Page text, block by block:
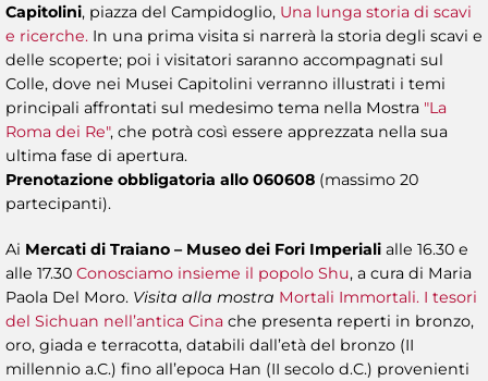
Capitolini, piazza del Campidoglio, Una lunga storia di scavi
e ricerche. In una prima visita si narrerà la storia degli scavi e
delle scoperte; poi i visitatori saranno accompagnati sul
Colle, dove nei Musei Capitolini verranno illustrati i temi
principali affrontati sul medesimo tema nella Mostra "La
Roma dei Re", che potrà così essere apprezzata nella sua
ultima fase di apertura.
Prenotazione obbligatoria allo 060608 (massimo 20
partecipanti).
Ai Mercati di Traiano – Museo dei Fori Imperiali alle 16.30 e
alle 17.30 Conosciamo insieme il popolo Shu, a cura di Maria
Paola Del Moro. Visita alla mostra Mortali Immortali. I tesori
del Sichuan nell’antica Cina che presenta reperti in bronzo,
oro, giada e terracotta, databili dall’età del bronzo (II
millennio a.C.) fino all’epoca Han (II secolo d.C.) provenienti